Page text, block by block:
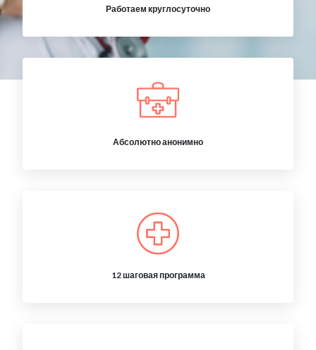
Работаем круглосуточно
Абсолютно анонимно
12 шаговая программа